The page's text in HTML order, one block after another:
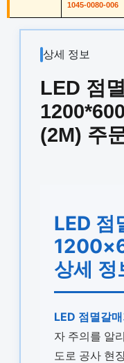
1045-0080-006
상세 정보
LED 점
(2M) 주
LED 점
상세 정
LED 점멸갈
자 주의를 알
도로 공사 현